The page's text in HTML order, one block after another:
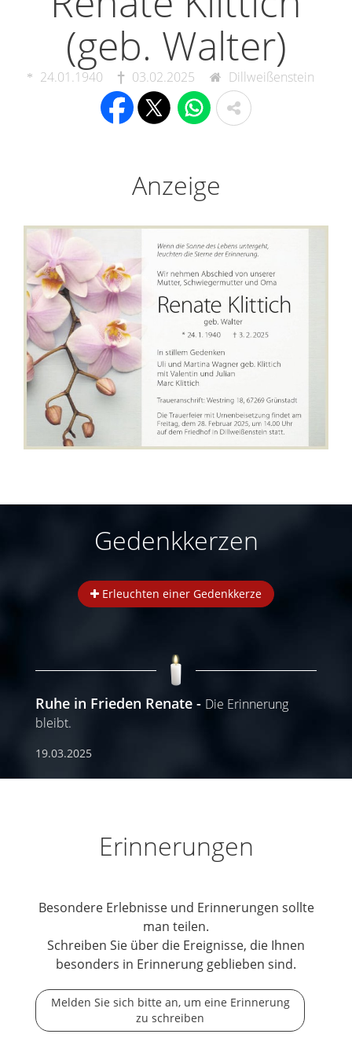
(geb. Walter)
24.01.1940 03.02.2025 Dillweißenstein
Anzeige
Gedenkkerzen
Erleuchten einer Gedenkkerze
Ruhe in Frieden Renate
Die Erinnerung
bleibt.
19.03.2025
Erinnerungen
Besondere Erlebnisse und Erinnerungen sollte
man teilen.
Schreiben Sie über die Ereignisse, die Ihnen
besonders in Erinnerung geblieben sind.
Melden Sie sich bitte an, um eine Erinnerung
zu schreiben